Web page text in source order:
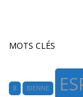
MOTS CLÉS
8 BIENNE